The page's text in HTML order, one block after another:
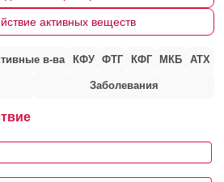
активных веществ
в-ва КФУ ФТГ КФГ МКБ АТХ
Заболевания